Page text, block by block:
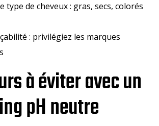
type de cheveux : gras, secs, colorés
: privilégiez les marques
à éviter avec un
pH neutre